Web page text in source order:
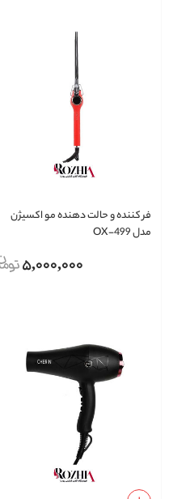
فر کننده و حالت دهنده مو اکسیژن
مدل OX-499
5,000,000